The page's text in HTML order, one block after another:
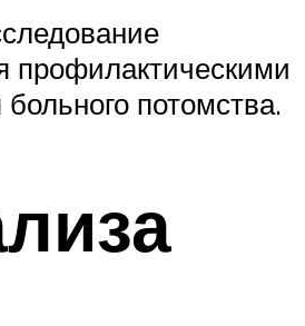
профилактическими
потомства.